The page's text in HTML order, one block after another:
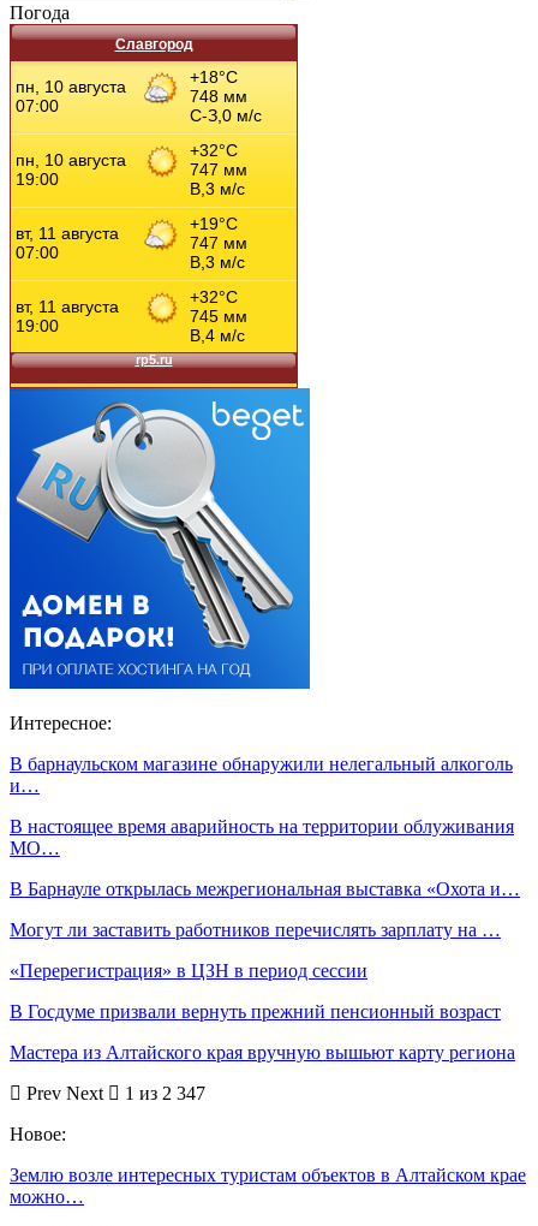
Погода
Славгород
Интересное:
В барнаульском магазине обнаружили нелегальный алкоголь
и…
В настоящее время аварийность на территории облуживания
МО…
В Барнауле открылась межрегиональная выставка «Охота и…
Могут ли заставить работников перечислять зарплату на …
«Перерегистрация» в ЦЗН в период сессии
В Госдуме призвали вернуть прежний пенсионный возраст
Мастера из Алтайского края вручную вышьют карту региона
Prev Next
1 из 2 347
Новое:
Землю возле интересных туристам объектов в Алтайском крае
можно…